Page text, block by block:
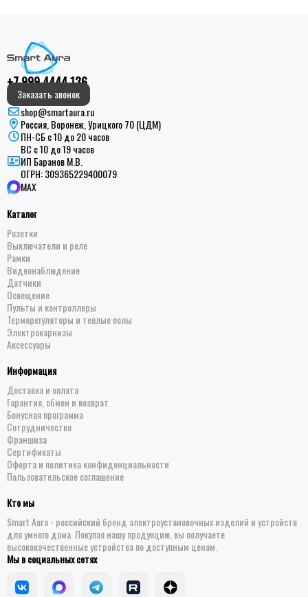
+7 999 4444 136
Заказать звонок
shop@smartaura.ru
Россия, Воронеж, Урицкого 70 (ЦДМ)
ПН-СБ с 10 до 20 часов
ВС с 10 до 19 часов
ИП Баранов М.В.
ОГРН:309365229400079
MAX
Каталог
Розетки
Выключатели и реле
Рамки
Видеонаблюдение
Датчики
Освещение
Пульты и контроллеры
Терморегуляторы и теплые полы
Электрокарнизы
Аксессуары
Информация
Доставка и оплата
Гарантия, обмен и возврат
Бонусная программа
Сотрудничество
Франшиза
Сертификаты
Оферта и политика конфиденциальности
Пользовательское соглашение
Кто мы
Smart Aura - российский бренд электроустановочных изделий и устройств
для умного дома. Покупая нашу продукцию, вы получаете
высококачественные устройства по доступным ценам.
Мы в социальных сетях